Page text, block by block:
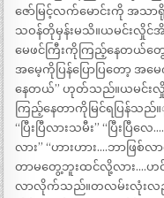
ဇော်မြင့်လက်မောင်းကို
သဝန်တိုမှန်းမသိ။ယမင်းလှိုင်
မေဖင်ကြီးကိုကြည့်နေတယ်
အမေ့ကိုပြန်ပြောပြတော့ အ
နေတယ်” ဟုတ်သည်။ယမင်းလှို
ကြည့်နေတာကိုမြင်ရပြန်သည်
“ပြီးပြီလားသမီး” “ပြီးပြီ
လား” “ဟားဟား….ဘာဖြ
တာမတွေ့ဘူးထင်လို့လား….ဟင်း
လာလိုက်သည်။တလမ်းလုံးလည်